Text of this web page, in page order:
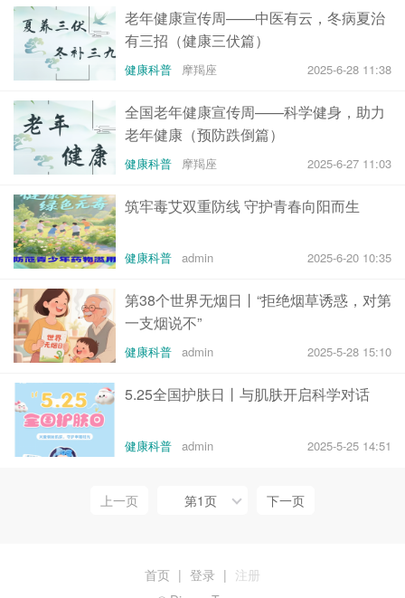
老年健康宣传周——中医有云，冬病夏治
有三招（健康三伏篇）
健康科普 摩羯座 2025-6-28 11:38
全国老年健康宣传周——科学健身，助力
老年健康（预防跌倒篇）
健康科普 摩羯座 2025-6-27 11:03
筑牢毒艾双重防线 守护青春向阳而生
健康科普 admin 2025-6-20 10:35
第38个世界无烟日丨“拒绝烟草诱惑，对第
一支烟说不”
健康科普 admin 2025-5-28 15:10
5.25全国护肤日丨与肌肤开启科学对话
健康科普 admin 2025-5-25 14:51
上一页 第1页 下一页
首页 | 登录 | 注册